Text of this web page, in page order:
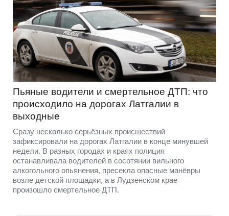
Пьяные водители и смертельное ДТП: что
происходило на дорогах Латгалии в
выходные
Сразу несколько серьёзных происшествий
зафиксировали на дорогах Латгалии в конце минувшей
недели. В разных городах и краях полиция
останавливала водителей в сосотянии вильного
алкогольного опьянения, пресекла опасные манёвры
возле детской площадки, а в Лудзенском крае
произошло смертельное ДТП.